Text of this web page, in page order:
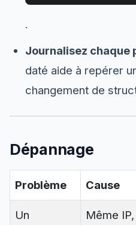
.
Journalisez chaque
daté aide à repérer
changement de
Dépannage
Problème Cause
Un
Même IP,